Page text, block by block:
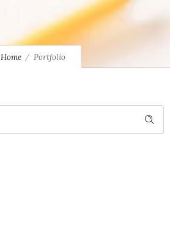
Home Portfolio